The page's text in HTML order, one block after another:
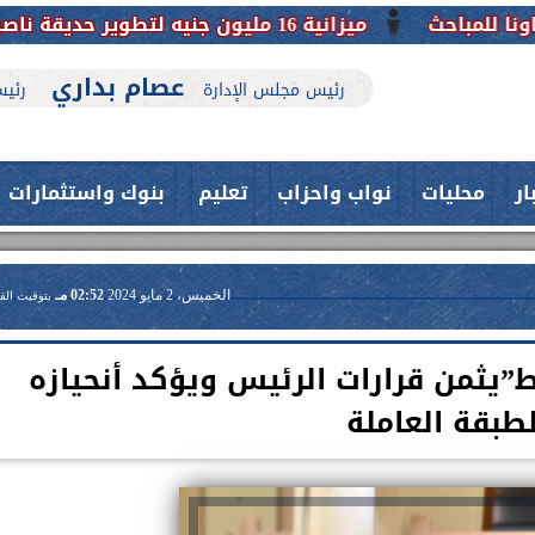
ميزانية 16 مليون جنيه لتطوير حديقة ناصر بأبوتيج.. نقلة حضارية تحافظ على تاريخها
رئيس مجلس الإدارة عصام بداري
محليات نواب واحزاب تعليم بنوك واستثمارات
الخميس، 2 مايو 2024 02:52 مـ بتوقيت
قرارات الرئيس ويؤكد أنحيازه
العاملة
العلاج الحر بمنفلوط بالتعاون مع هيئة
حدث بمستشفيات جامعة اسيوط....
فريق طبي بقسم الأنف والأذن